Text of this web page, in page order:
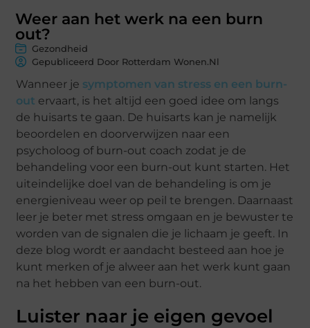
Weer aan het werk na een burn
out?
Gezondheid
Gepubliceerd Door Rotterdam Wonen.nl
Wanneer je symptomen van stress en een burn-
out ervaart, is het altijd een goed idee om langs
de huisarts te gaan. De huisarts kan je namelijk
beoordelen en doorverwijzen naar een
psycholoog of burn-out coach zodat je de
behandeling voor een burn-out kunt starten. Het
uiteindelijke doel van de behandeling is om je
energieniveau weer op peil te brengen. Daarnaast
leer je beter met stress omgaan en je bewuster te
worden van de signalen die je lichaam je geeft. In
deze blog wordt er aandacht besteed aan hoe je
kunt merken of je alweer aan het werk kunt gaan
na het hebben van een burn-out.
Luister naar je eigen gevoel